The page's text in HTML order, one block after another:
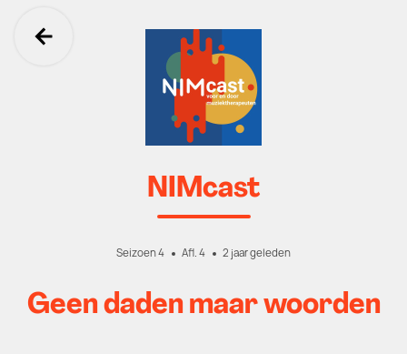
Ga terug
NIMcast
Seizoen 4 Afl. 4 2 jaar geleden
Geen daden maar woorden